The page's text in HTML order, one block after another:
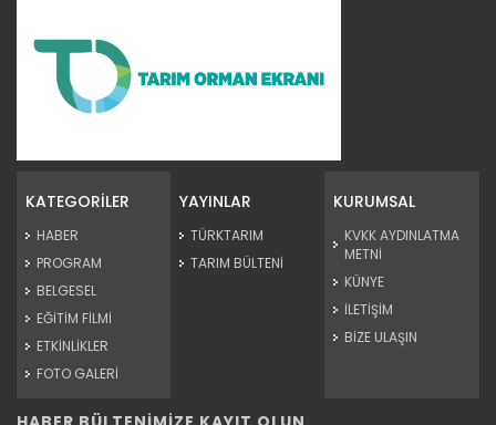
Devamını Oku ->
KATEGORİLER
HABER
PROGRAM
BELGESEL
EĞİTİM FİLMİ
ETKİNLİKLER
FOTO GALERİ
YAYINLAR
TÜRKTARIM
TARIM BÜLTENİ
KURUMSAL
KVKK AYDINLATMA
METNİ
KÜNYE
İLETİŞİM
BİZE ULAŞIN